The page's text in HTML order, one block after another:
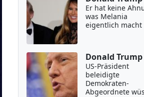
Er hat keine
was Melania
eigentlich macht
Donald Trump
US-Präsident
beleidigte
Demokraten-
Abgeordnete